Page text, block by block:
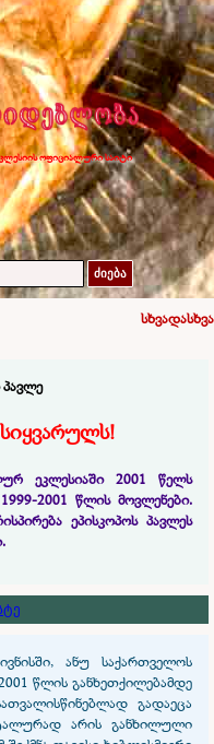
ოფიციალური საიტი
ძიება
სხვადასხვა
პავლე
ეკლესიაში 2001 წელს
2001 წლის მოვლენები.
ეპისკოპოს პავლეს
ანუ საქართველოს
წლის განხეთქილებამდე
გადაეცა
არის განხილული